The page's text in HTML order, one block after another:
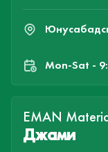
Mon-Sat -
EMAN
Джами